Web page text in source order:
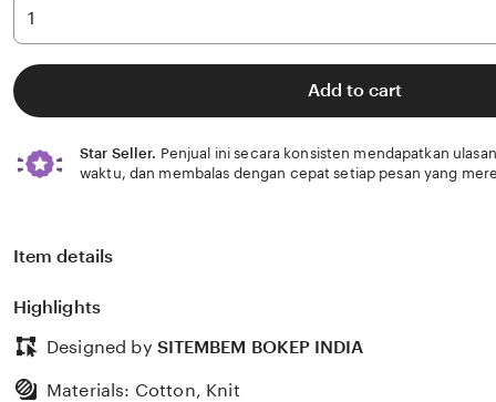
Add to cart
Star Seller. Penjual ini secara konsisten mendapatkan
waktu, dan membalas dengan cepat setiap pesan yang
Item details
Highlights
Designed by SITEMBEM BOKEP INDIA
Materials: Cotton, Knit